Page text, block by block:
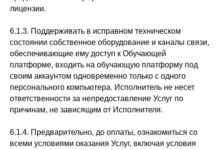
лицензии.
6.1.3. Поддерживать в исправном техническом
состоянии собственное оборудование и каналы связи,
обеспечивающие ему доступ к Обучающей
платформе, входить на обучающую платформу под
своим аккаунтом одновременно только с одного
персонального компьютера. Исполнитель не несет
ответственности за непредоставление Услуг по
причинам, не зависящим от Исполнителя.
6.1.4. Предварительно, до оплаты, ознакомиться со
всеми условиями оказания Услуг, включая условия